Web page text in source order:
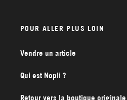
POUR ALLER PLUS LOIN
Vendre un article
Qui est Nopli ?
Retour vers la boutique originale